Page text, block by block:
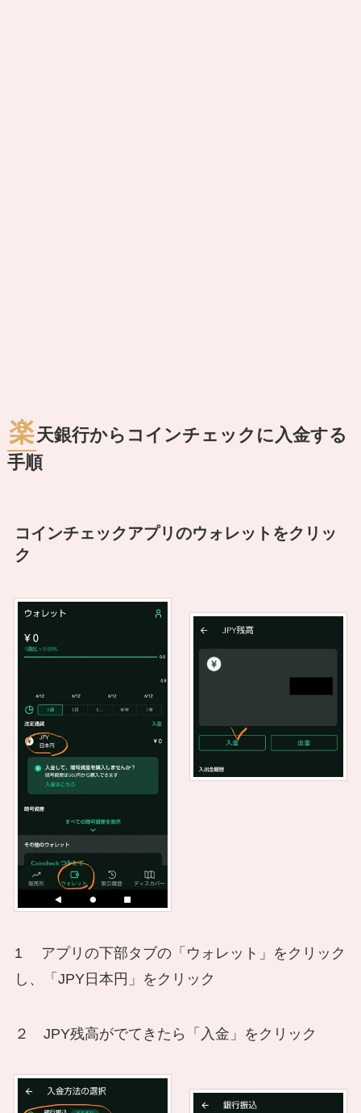
楽天銀行からコインチェックに入金する
手順
コインチェックアプリのウォレットをクリッ
ク
1 アプリの下部タブの「ウォレット」をクリック
し、「JPY日本円」をクリック
２ JPY残高がでてきたら「入金」をクリック